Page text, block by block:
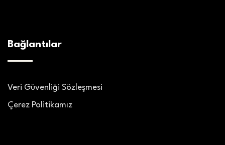
Bağlantılar
Veri Güvenliği Sözleşmesi
Çerez Politikamız